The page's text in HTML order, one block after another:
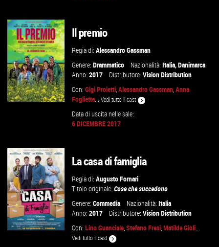
VAI ALLA SCHEDA
VAI ALLA SCHEDA
Il premio
Regia di:Alessandro Gassman
Genere:Drammatico Nazionalità:Italia,Danimarca
Anno:2017 Distributore:Vision Distribution
Con:Gigi Proietti,Alessandro Gassman,Anna
Foglietta...Vedi tutto il cast
Data di uscita nelle sale:
6 DICEMBRE 2017
La casa di famiglia
Regia di:Augusto Fornari
Titolo originale:Cose che succedono
Genere:Commedia Nazionalità:Italia
Anno:2017 Distributore:Vision Distribution
Con:Lino Guanciale,Stefano Fresi,Matilde Gioli...
Vedi tutto il cast